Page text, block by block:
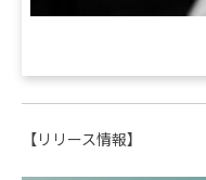
【リリース情報】